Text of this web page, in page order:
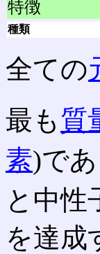
特徴
種類
全ての
最も質
素)で
と中性
を達成